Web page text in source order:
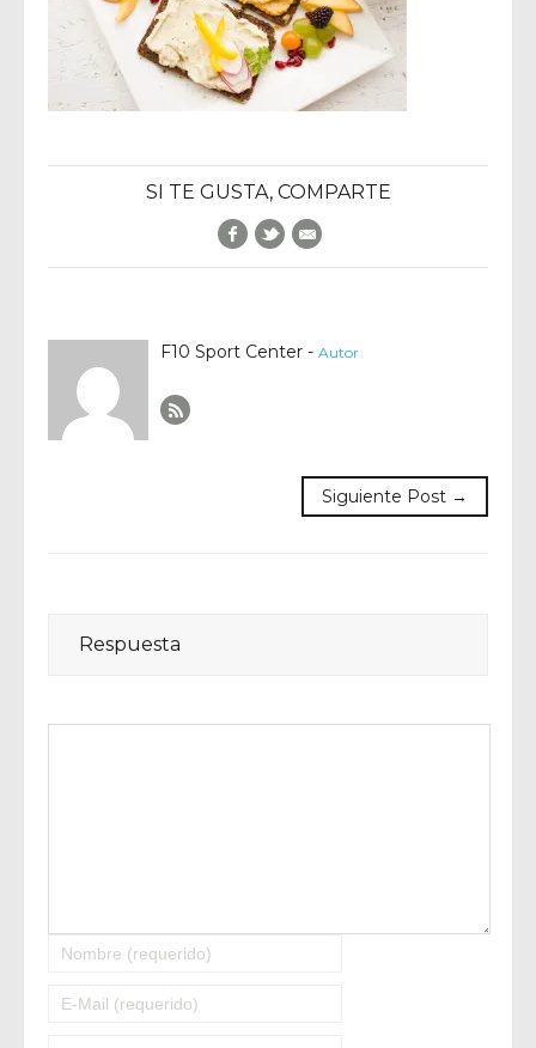
SI TE GUSTA, COMPARTE
Facebook
TwitterE-Mail
F10 Sport Center - Autor
Siguiente Post →
Respuesta